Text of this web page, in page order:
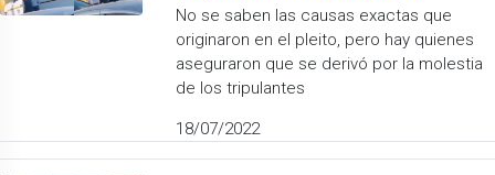
No se saben las causas exactas que
originaron en el pleito, pero hay quienes
aseguraron que se derivó por la molestia
de los tripulantes
18/07/2022